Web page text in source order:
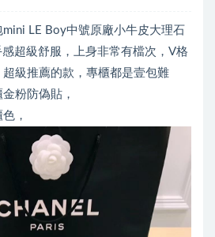
LE Boy中號原廠小牛皮大理石
超級舒服，上身非常有檔次，V格
級推薦的款，專櫃都是壹包難
粉防偽貼，
，